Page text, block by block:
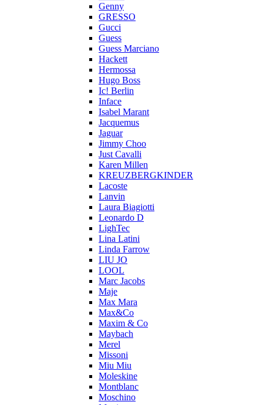
Genny
GRESSO
Gucci
Guess
Guess Marciano
Hackett
Hermossa
Hugo Boss
Ic! Berlin
Inface
Isabel Marant
Jacquemus
Jaguar
Jimmy Choo
Just Cavalli
Karen Millen
KREUZBERGKINDER
Lacoste
Lanvin
Laura Biagiotti
Leonardo D
LighTec
Lina Latini
Linda Farrow
LIU JO
LOOL
Marc Jacobs
Maje
Max Mara
Max&Co
Maxim & Co
Maybach
Merel
Missoni
Miu Miu
Moleskine
Montblanc
Moschino